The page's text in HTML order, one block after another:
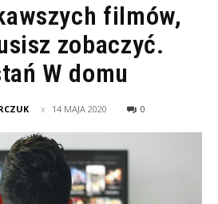
filmów,
zobaczyć.
W domu
14 MAJA 2020 0